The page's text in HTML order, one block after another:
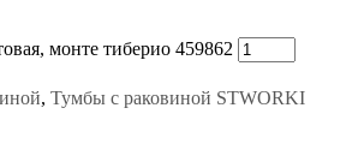
монте тиберио 459862
, Тумбы с раковиной STWORKI